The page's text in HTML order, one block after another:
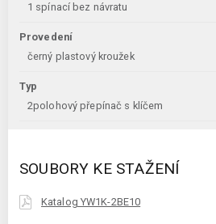
1 spínací bez návratu
Provedení
černý plastový kroužek
Typ
2polohový přepínač s klíčem
SOUBORY KE STAŽENÍ
Katalog YW1K-2BE10